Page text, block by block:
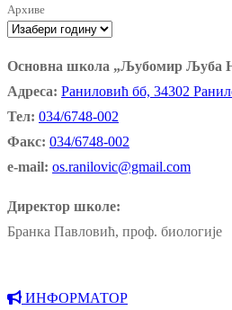
Архиве
Основна школа „Љубомир Љуба
Адреса: Раниловић бб, 34302
Тел: 034/6748-002
Факс: 034/6748-002
e-mail: os.ranilovic@gmail.com
Директор школе:
Бранка Павловић, проф. биологије
ИНФОРМАТОР